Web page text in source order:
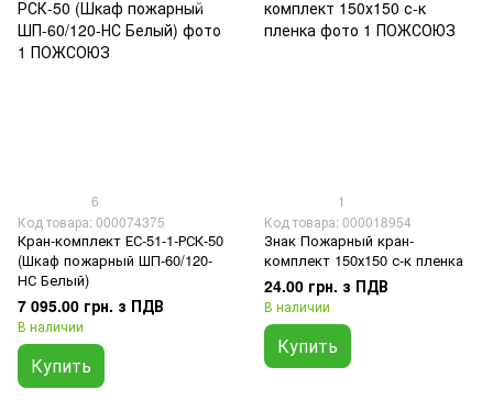
6
Код товара: 000074375
Кран-комплект ЕС-51-1-РСК-50
(Шкаф пожарный ШП-60/120-
НС Белый)
7 095.00 грн. з ПДВ
В наличии
Купить
1
Код товара: 000018954
Знак Пожарный кран-
комплект 150х150 с-к пленка
24.00 грн. з ПДВ
В наличии
Купить